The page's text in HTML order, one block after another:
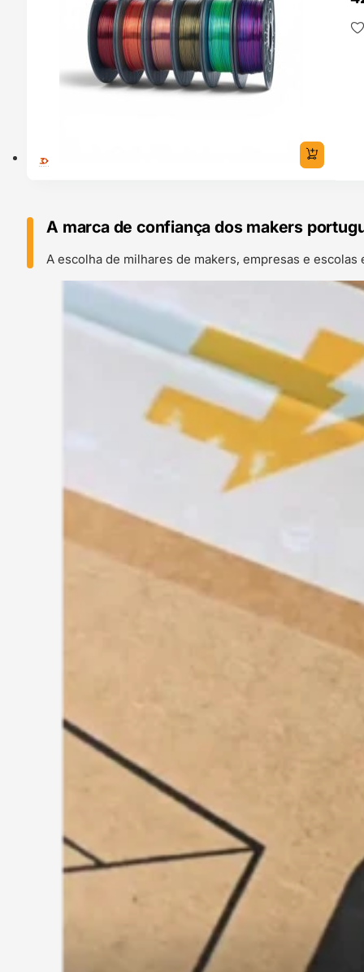
A marca de confiança dos makers
A escolha de milhares de makers, empresas e escolas